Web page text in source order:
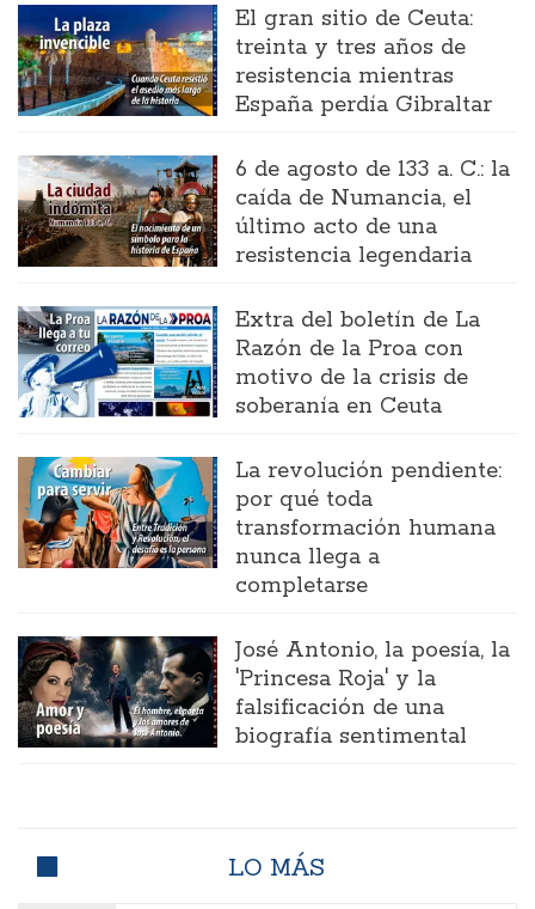
El gran sitio de Ceuta:
treinta y tres años de
resistencia mientras
España perdía Gibraltar
6 de agosto de 133 a. C.: la
caída de Numancia, el
último acto de una
resistencia legendaria
Extra del boletín de La
Razón de la Proa con
motivo de la crisis de
soberanía en Ceuta
La revolución pendiente:
por qué toda
transformación humana
nunca llega a
completarse
José Antonio, la poesía, la
'Princesa Roja' y la
falsificación de una
biografía sentimental
LO MÁS